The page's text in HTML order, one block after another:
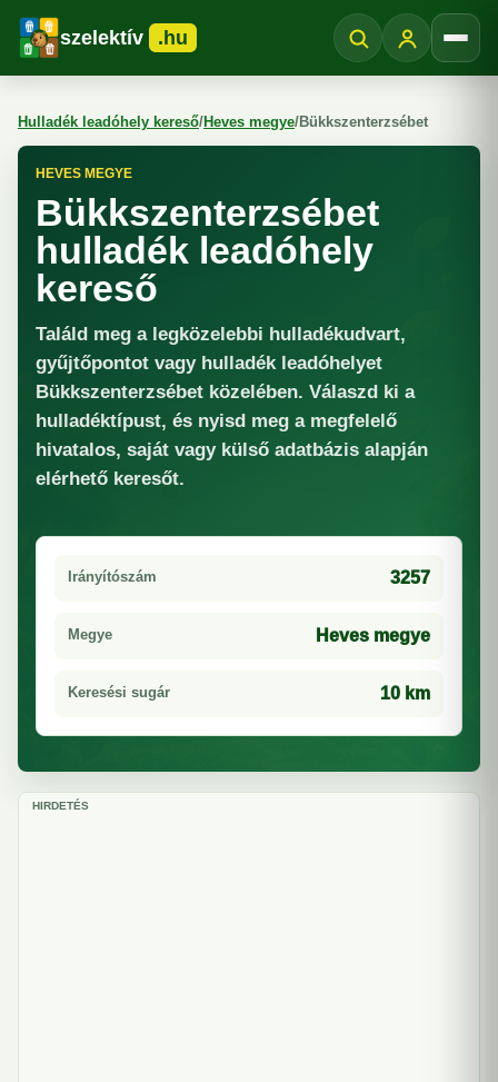
szelektív .hu
Hulladék leadóhely kereső/Heves megye/Bükkszenterzsébet
HEVES MEGYE
Bükkszenterzsébet
hulladék leadóhely
kereső
Találd meg a legközelebbi hulladékudvart,
gyűjtőpontot vagy hulladék leadóhelyet
Bükkszenterzsébet közelében. Válaszd ki a
hulladéktípust, és nyisd meg a megfelelő
hivatalos, saját vagy külső adatbázis alapján
elérhető keresőt.
Irányítószám 3257
Megye Heves megye
Keresési sugár 10 km
HIRDETÉS